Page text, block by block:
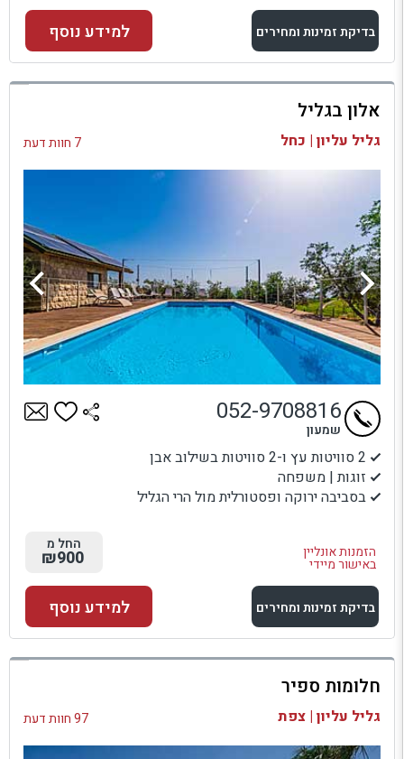
בדיקת זמינות ומחירים
למתחם זה
בדיקת זמינות ומחירים
למידע נוסף
אלון בגליל
גליל עליון | כחל 7 חוות דעת
2 סוויטות עץ ו-2 סוויטות בשילוב אבן
זוגות | משפחה
בסביבה ירוקה ופסטורלית מול הרי הגליל
הזמנות אונליין
באישור מיידי
052-9708816
שמעון
החל מ
₪900
בדיקת זמינות ומחירים
למתחם זה
בדיקת זמינות ומחירים
למידע נוסף
חלומות ספיר
גליל עליון | צפת 97 חוות דעת